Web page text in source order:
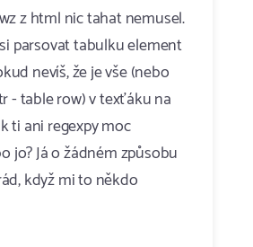
z html nic tahat nemusel.
parsovat tabulku element
nevíš, že je vše (nebo
- table row) v texťáku na
ti ani regexpy moc
jo? Já o žádném způsobu
když mi to někdo